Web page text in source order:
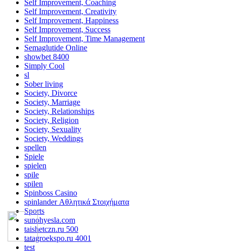
Self Improvement, Coaching
Self Improvement, Creativity
Self Improvement, Happiness
Self Improvement, Success
Self Improvement, Time Management
Semaglutide Online
showbet 8400
Simply Cool
sl
Sober living
Society, Divorce
Society, Marriage
Society, Relationships
Society, Religion
Society, Sexuality
Society, Weddings
spellen
Spiele
spielen
spile
spilen
Spinboss Casino
spinlander Αθλητικά Στοιχήματα
Sports
sunohyesla.com
taishetczn.ru 500
tatagroekspo.ru 4001
test